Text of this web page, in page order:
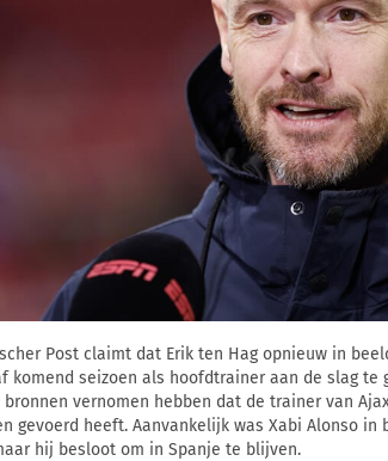
Post claimt dat Erik ten Hag opnieuw in
komend seizoen als hoofdtrainer aan de slag te
bronnen vernomen hebben dat de trainer van
gevoerd heeft. Aanvankelijk was Xabi Alonso
hij besloot om in Spanje te blijven.